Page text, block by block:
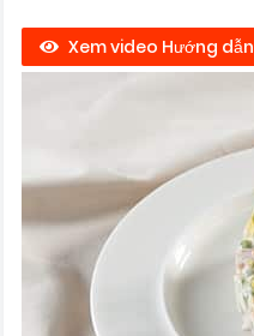
Xem video Hướng dẫn